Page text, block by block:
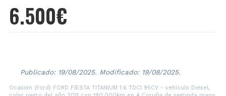
6.500€
Publicado: 19/08/2025. Modificado: 19/08/2025.
Ocasión (Ford) FORD FIESTA TITANIUM 1.6 TDCI 95CV - vehículo Diésel,